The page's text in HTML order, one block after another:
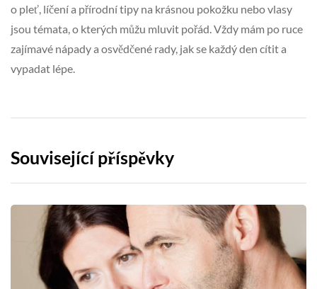
o pleť, líčení a přírodní tipy na krásnou pokožku nebo vlasy
jsou témata, o kterých můžu mluvit pořád. Vždy mám po ruce
zajímavé nápady a osvědčené rady, jak se každý den cítit a
vypadat lépe.
Související příspěvky